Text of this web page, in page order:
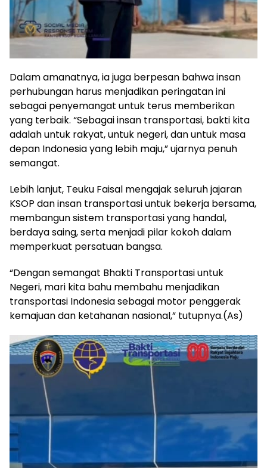
Dalam amanatnya, ia juga berpesan bahwa insan
perhubungan harus menjadikan peringatan ini
sebagai penyemangat untuk terus memberikan
yang terbaik. “Sebagai insan transportasi, bakti kita
adalah untuk rakyat, untuk negeri, dan untuk masa
depan Indonesia yang lebih maju,” ujarnya penuh
semangat.
Lebih lanjut, Teuku Faisal mengajak seluruh jajaran
KSOP dan insan transportasi untuk bekerja bersama,
membangun sistem transportasi yang handal,
berdaya saing, serta menjadi pilar kokoh dalam
memperkuat persatuan bangsa.
“Dengan semangat Bhakti Transportasi untuk
Negeri, mari kita bahu membahu menjadikan
transportasi Indonesia sebagai motor penggerak
kemajuan dan ketahanan nasional,” tutupnya.(As)